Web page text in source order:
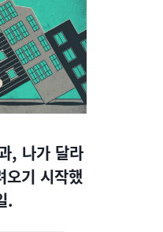
, 나가 달라
오기 시작했
.